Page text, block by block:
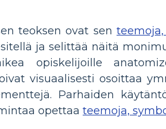
teoksen ovat sen
ja selittää näitä
opiskelijoille
visuaalisesti osoittaa
Parhaiden
opettaa teemoja,